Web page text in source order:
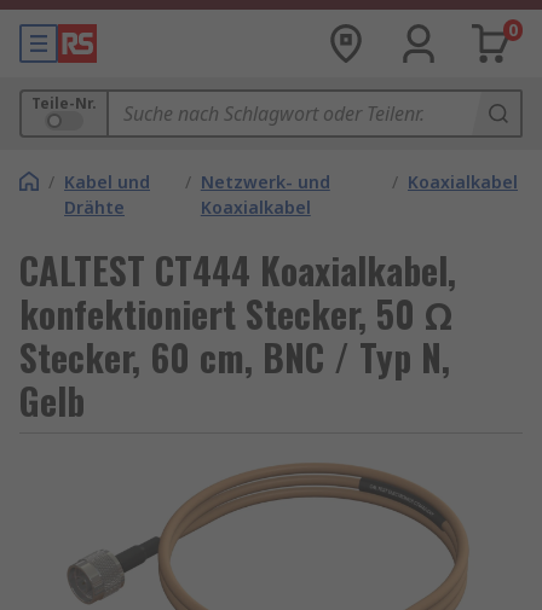
0
Teile-Nr.
/ Kabel und
Drähte
/ Netzwerk- und
Koaxialkabel
/ Koaxialkabel
CALTEST CT444 Koaxialkabel,
konfektioniert Stecker, 50 Ω
Stecker, 60 cm, BNC / Typ N,
Gelb